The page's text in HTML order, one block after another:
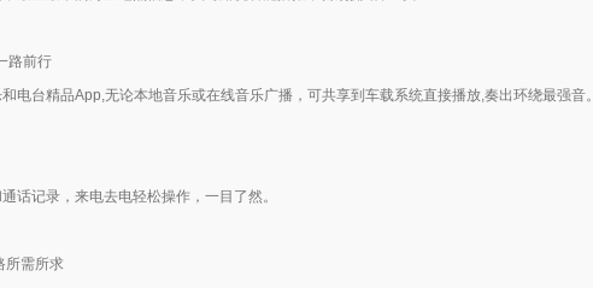
路前行
电台精品App,无论本地音乐或在线音乐广播，可共享到车载系统直接播放,奏出环绕最强音。
话记录，来电去电轻松操作，一目了然。
所需所求